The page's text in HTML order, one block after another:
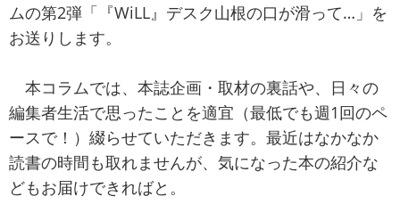
ムの第2弾「『WiLL』デスク山根の口が滑って…」を
お送りします。
本コラムでは、本誌企画・取材の裏話や、日々の
編集者生活で思ったことを適宜（最低でも週1回のペ
ースで！）綴らせていただきます。最近はなかなか
読書の時間も取れませんが、気になった本の紹介な
どもお届けできればと。